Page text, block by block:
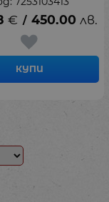
€ / 450.00 лв.
КУПИ